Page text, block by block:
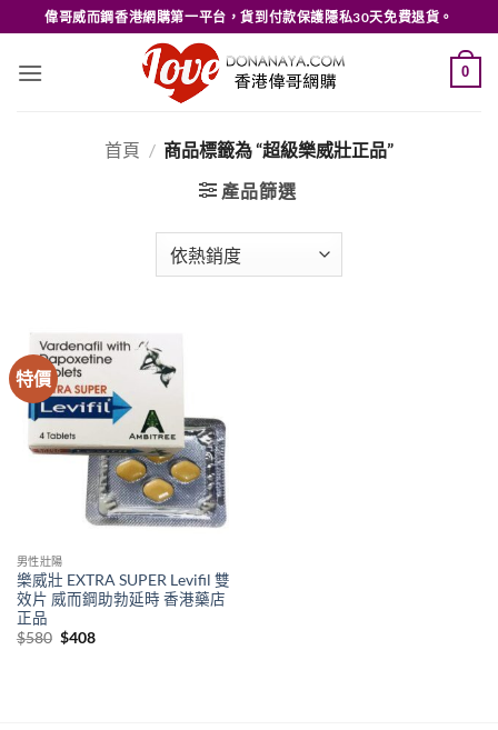
to
content
偉哥威而鋼香港網購第一平台，貨到付款保護隱私30天免費退貨。
0
首頁 / 商品標籤為 “超級樂威壯正品”
產品篩選
特價
男性壯陽
樂威壯 EXTRA SUPER Levifil 雙
效片 威而鋼助勃延時 香港藥店
正品
$580 Original
$408Current